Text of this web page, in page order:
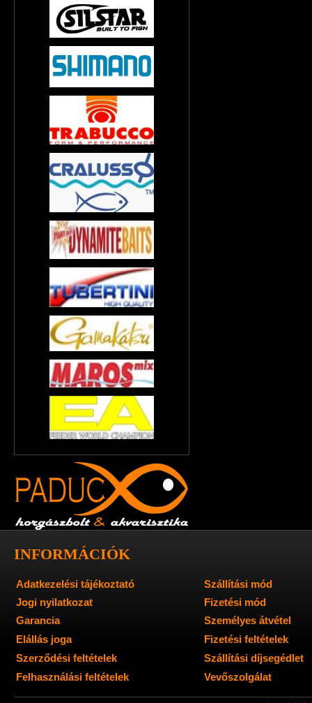
INFORMÁCIÓK
Adatkezelési tájékoztató
Szállítási mód
Jogi nyilatkozat
Fizetési mód
Garancia
Személyes átvétel
Elállás joga
Fizetési feltételek
Szerződési feltételek
Szállítási díjsegédlet
Felhasználási feltételek
Vevőszolgálat